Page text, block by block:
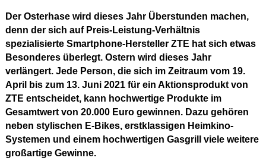
Der Osterhase wird dieses Jahr Überstunden machen,
denn der sich auf Preis-Leistung-Verhältnis
spezialisierte Smartphone-Hersteller ZTE hat sich etwas
Besonderes überlegt. Ostern wird dieses Jahr
verlängert. Jede Person, die sich im Zeitraum vom 19.
April bis zum 13. Juni 2021 für ein Aktionsprodukt von
ZTE entscheidet, kann hochwertige Produkte im
Gesamtwert von 20.000 Euro gewinnen. Dazu gehören
neben stylischen E-Bikes, erstklassigen Heimkino-
Systemen und einem hochwertigen Gasgrill viele weitere
großartige Gewinne.